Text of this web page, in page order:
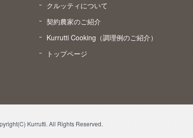
クルッティについて
契約農家のご紹介
Kurrutti Cooking（調理例のご紹介）
トップページ
Kurrutti. All Rights Reserved.